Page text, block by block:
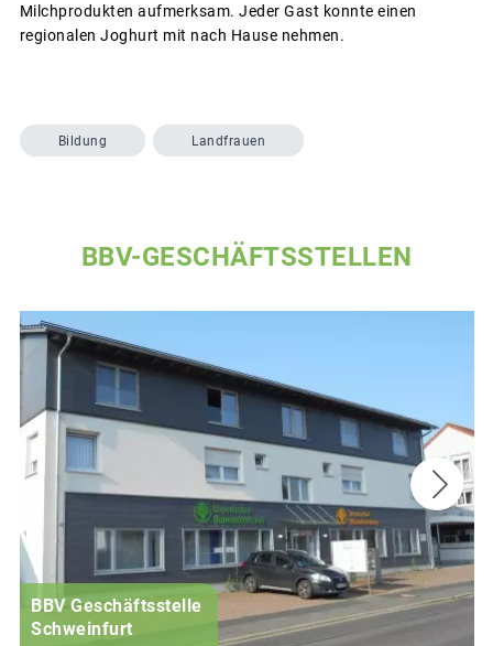
Milchprodukten aufmerksam. Jeder Gast konnte einen
regionalen Joghurt mit nach Hause nehmen.
Bildung Landfrauen
BBV-GESCHÄFTSSTELLEN
BBV Geschäftsstelle
Schweinfurt